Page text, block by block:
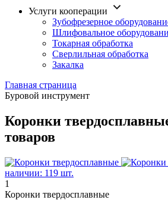
Услуги кооперации
Зубофрезерное
Шлифовальное
Токарная обработка
Cверлильная обработка
Закалка
Главная страница
Буровой инструмент
Коронки
товаров
наличии: 119 шт.
1
Коронки твердосплавные